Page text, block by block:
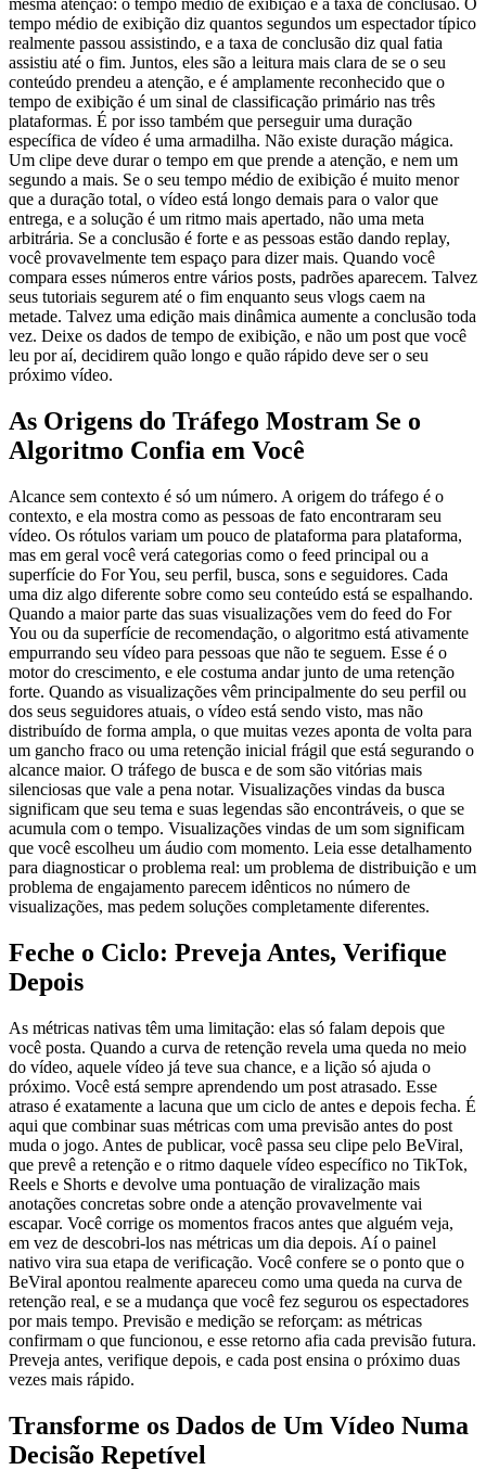
mesma atenção: o tempo médio de exibição e a taxa de conclusão. O
tempo médio de exibição diz quantos segundos um espectador típico
realmente passou assistindo, e a taxa de conclusão diz qual fatia
assistiu até o fim. Juntos, eles são a leitura mais clara de se o seu
conteúdo prendeu a atenção, e é amplamente reconhecido que o
tempo de exibição é um sinal de classificação primário nas três
plataformas. É por isso também que perseguir uma duração
específica de vídeo é uma armadilha. Não existe duração mágica.
Um clipe deve durar o tempo em que prende a atenção, e nem um
segundo a mais. Se o seu tempo médio de exibição é muito menor
que a duração total, o vídeo está longo demais para o valor que
entrega, e a solução é um ritmo mais apertado, não uma meta
arbitrária. Se a conclusão é forte e as pessoas estão dando replay,
você provavelmente tem espaço para dizer mais. Quando você
compara esses números entre vários posts, padrões aparecem. Talvez
seus tutoriais segurem até o fim enquanto seus vlogs caem na
metade. Talvez uma edição mais dinâmica aumente a conclusão toda
vez. Deixe os dados de tempo de exibição, e não um post que você
leu por aí, decidirem quão longo e quão rápido deve ser o seu
próximo vídeo.
As Origens do Tráfego Mostram Se o
Algoritmo Confia em Você
Alcance sem contexto é só um número. A origem do tráfego é o
contexto, e ela mostra como as pessoas de fato encontraram seu
vídeo. Os rótulos variam um pouco de plataforma para plataforma,
mas em geral você verá categorias como o feed principal ou a
superfície do For You, seu perfil, busca, sons e seguidores. Cada
uma diz algo diferente sobre como seu conteúdo está se espalhando.
Quando a maior parte das suas visualizações vem do feed do For
You ou da superfície de recomendação, o algoritmo está ativamente
empurrando seu vídeo para pessoas que não te seguem. Esse é o
motor do crescimento, e ele costuma andar junto de uma retenção
forte. Quando as visualizações vêm principalmente do seu perfil ou
dos seus seguidores atuais, o vídeo está sendo visto, mas não
distribuído de forma ampla, o que muitas vezes aponta de volta para
um gancho fraco ou uma retenção inicial frágil que está segurando o
alcance maior. O tráfego de busca e de som são vitórias mais
silenciosas que vale a pena notar. Visualizações vindas da busca
significam que seu tema e suas legendas são encontráveis, o que se
acumula com o tempo. Visualizações vindas de um som significam
que você escolheu um áudio com momento. Leia esse detalhamento
para diagnosticar o problema real: um problema de distribuição e um
problema de engajamento parecem idênticos no número de
visualizações, mas pedem soluções completamente diferentes.
Feche o Ciclo: Preveja Antes, Verifique
Depois
As métricas nativas têm uma limitação: elas só falam depois que
você posta. Quando a curva de retenção revela uma queda no meio
do vídeo, aquele vídeo já teve sua chance, e a lição só ajuda o
próximo. Você está sempre aprendendo um post atrasado. Esse
atraso é exatamente a lacuna que um ciclo de antes e depois fecha. É
aqui que combinar suas métricas com uma previsão antes do post
muda o jogo. Antes de publicar, você passa seu clipe pelo BeViral,
que prevê a retenção e o ritmo daquele vídeo específico no TikTok,
Reels e Shorts e devolve uma pontuação de viralização mais
anotações concretas sobre onde a atenção provavelmente vai
escapar. Você corrige os momentos fracos antes que alguém veja,
em vez de descobri-los nas métricas um dia depois. Aí o painel
nativo vira sua etapa de verificação. Você confere se o ponto que o
BeViral apontou realmente apareceu como uma queda na curva de
retenção real, e se a mudança que você fez segurou os espectadores
por mais tempo. Previsão e medição se reforçam: as métricas
confirmam o que funcionou, e esse retorno afia cada previsão futura.
Preveja antes, verifique depois, e cada post ensina o próximo duas
vezes mais rápido.
Transforme os Dados de Um Vídeo Numa
Decisão Repetível